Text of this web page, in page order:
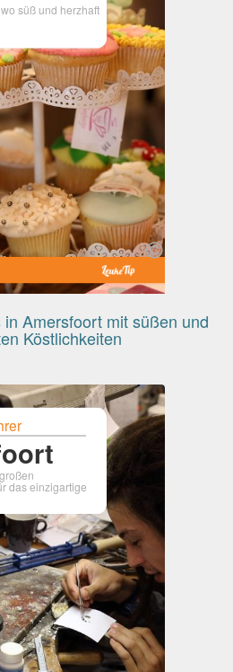
süß und herzhaft
Amersfoort mit süßen und
Köstlichkeiten
das einzigartige